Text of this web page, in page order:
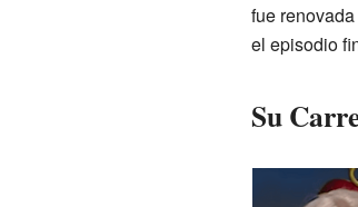
fue
el episodio
Su